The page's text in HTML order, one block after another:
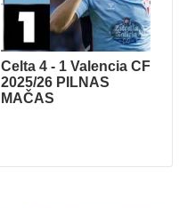
Celta 4 - 1 Valencia CF
2025/26 PILNAS
MAČAS